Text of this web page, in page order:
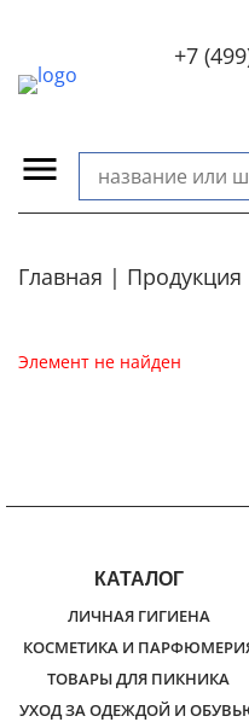
+7
Главная Продукция
Элемент не найден
КАТАЛОГ
ЛИЧНАЯ ГИГИЕНА
КОСМЕТИКА И
ТОВАРЫ ДЛЯ ПИКНИКА
УХОД ЗА ОДЕЖДОЙ И